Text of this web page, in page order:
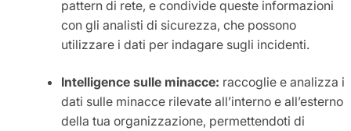
pattern di rete, e condivide queste informazioni
con gli analisti di sicurezza, che possono
utilizzare i dati per indagare sugli incidenti.
Intelligence sulle minacce: raccoglie e analizza i
dati sulle minacce rilevate all’interno e all’esterno
della tua organizzazione, permettendoti di